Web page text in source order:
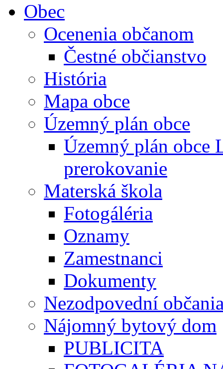
Obec
Ocenenia občanom
Čestné občianstvo
História
Mapa obce
Územný plán obce
Územný plán obce
prerokovanie
Materská škola
Fotogáléria
Oznamy
Zamestnanci
Dokumenty
Nezodpovední
Nájomný bytový dom
PUBLICITA